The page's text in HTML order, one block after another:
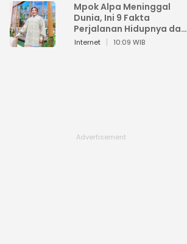
Mpok Alpa Meninggal
Dunia, Ini 9 Fakta
Perjalanan Hidupnya dari
Viral hingga Puncak
Internet 10:09 WIB